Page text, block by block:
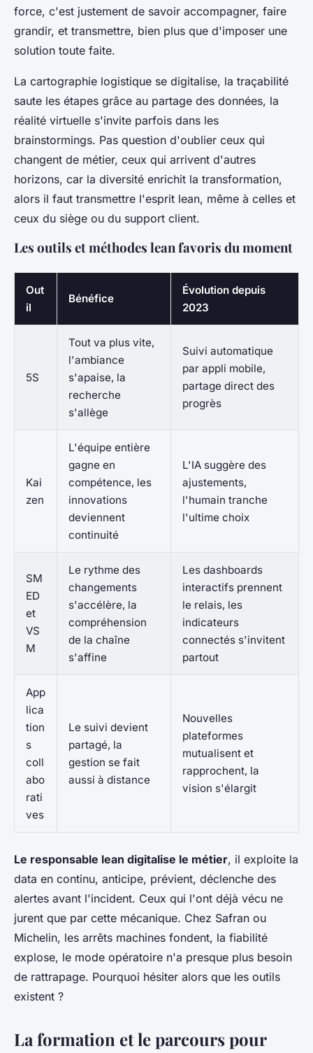
force, c'est justement de savoir accompagner, faire
grandir, et transmettre, bien plus que d'imposer une
solution toute faite.
La cartographie logistique se digitalise, la traçabilité
saute les étapes grâce au partage des données, la
réalité virtuelle s'invite parfois dans les
brainstormings. Pas question d'oublier ceux qui
changent de métier, ceux qui arrivent d'autres
horizons, car la diversité enrichit la transformation,
alors il faut transmettre l'esprit lean, même à celles et
ceux du siège ou du support client.
Les outils et méthodes lean favoris du moment
Out
il
Bénéfice
Évolution depuis
2023
5S
Tout va plus vite,
l'ambiance
s'apaise, la
recherche
s'allège
Suivi automatique
par appli mobile,
partage direct des
progrès
Kai
zen
L'équipe entière
gagne en
compétence, les
innovations
deviennent
continuité
L'IA suggère des
ajustements,
l'humain tranche
l'ultime choix
SM
ED
et
VS
M
Le rythme des
changements
s'accélère, la
compréhension
de la chaîne
s'affine
Les dashboards
interactifs prennent
le relais, les
indicateurs
connectés s'invitent
partout
App
lica
tion
s
coll
abo
rati
ves
Le suivi devient
partagé, la
gestion se fait
aussi à distance
Nouvelles
plateformes
mutualisent et
rapprochent, la
vision s'élargit
Le responsable lean digitalise le métier, il exploite la
data en continu, anticipe, prévient, déclenche des
alertes avant l'incident. Ceux qui l'ont déjà vécu ne
jurent que par cette mécanique. Chez Safran ou
Michelin, les arrêts machines fondent, la fiabilité
explose, le mode opératoire n'a presque plus besoin
de rattrapage. Pourquoi hésiter alors que les outils
existent ?
La formation et le parcours pour